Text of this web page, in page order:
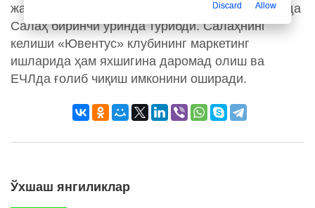
жамоада кўришни истаган футболчилар орасида
Салаҳ биринчи ўринда турибди. Салаҳнинг
келиши «Ювентус» клубининг маркетинг
ишларида ҳам яхшигина даромад олиш ва
ЕЧЛда ғолиб чиқиш имконини оширади.
Ўхшаш янгиликлар
Discard Allow